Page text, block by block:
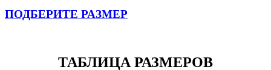
ПОДБЕРИТЕ РАЗМЕР
ТАБЛИЦА РАЗМЕРОВ